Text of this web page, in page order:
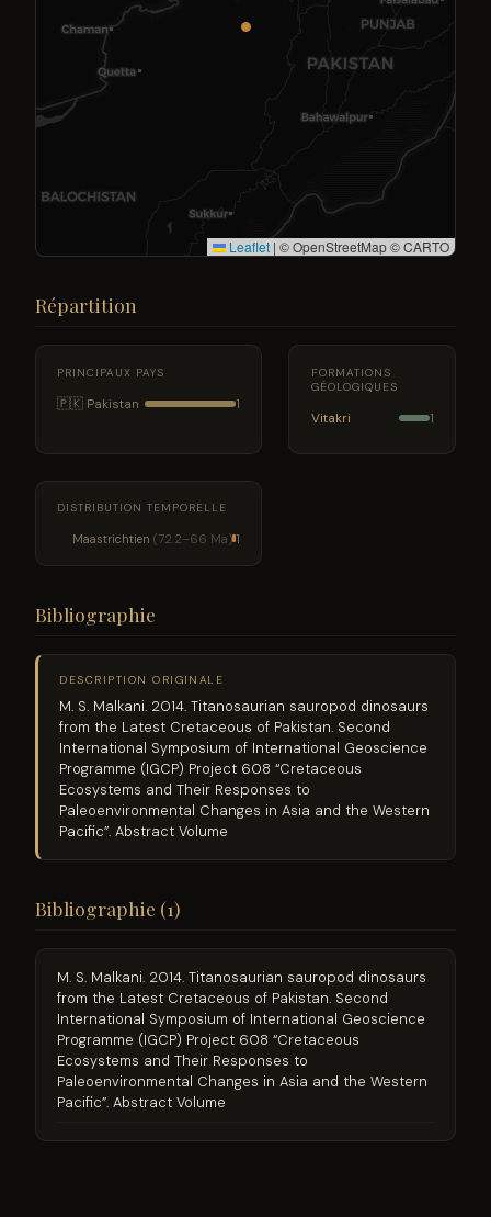
Leaflet | © OpenStreetMap © CARTO
Répartition
PRINCIPAUX PAYS
🇵🇰 Pakistan 1
FORMATIONS
GÉOLOGIQUES
Vitakri 1
DISTRIBUTION TEMPORELLE
Maastrichtien (72.2–66 Ma) 1
Bibliographie
DESCRIPTION ORIGINALE
M. S. Malkani. 2014. Titanosaurian sauropod dinosaurs
from the Latest Cretaceous of Pakistan. Second
International Symposium of International Geoscience
Programme (IGCP) Project 608 “Cretaceous
Ecosystems and Their Responses to
Paleoenvironmental Changes in Asia and the Western
Pacific”. Abstract Volume
Bibliographie (1)
M. S. Malkani. 2014. Titanosaurian sauropod dinosaurs
from the Latest Cretaceous of Pakistan. Second
International Symposium of International Geoscience
Programme (IGCP) Project 608 “Cretaceous
Ecosystems and Their Responses to
Paleoenvironmental Changes in Asia and the Western
Pacific”. Abstract Volume